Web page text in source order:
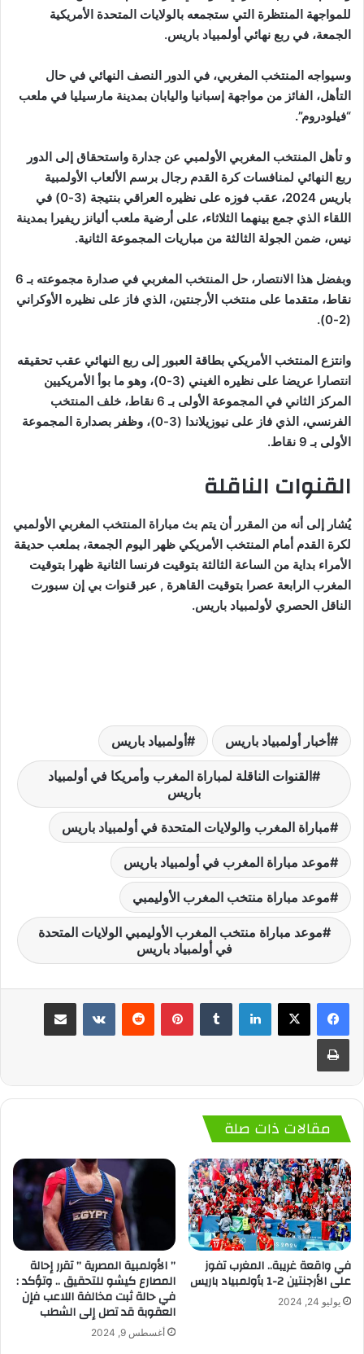
للمواجهة المنتظرة التي ستجمعه بالولايات المتحدة الأمريكية
الجمعة، في ربع نهائي أولمبياد باريس.
وسيواجه المنتخب المغربي، في الدور النصف النهائي في حال
التأهل، الفائز من مواجهة إسبانيا واليابان بمدينة مارسيليا في ملعب
“فيلودروم”.
و تأهل المنتخب المغربي الأولمبي عن جدارة واستحقاق إلى الدور
ربع النهائي لمنافسات كرة القدم رجال برسم الألعاب الأولمبية
باريس 2024، عقب فوزه على نظيره العراقي بنتيجة (3-0) في
اللقاء الذي جمع بينهما الثلاثاء، على أرضية ملعب أليانز ريفيرا بمدينة
نيس، ضمن الجولة الثالثة من مباريات المجموعة الثانية.
وبفضل هذا الانتصار، حل المنتخب المغربي في صدارة مجموعته بـ 6
نقاط، متقدما على منتخب الأرجنتين، الذي فاز على نظيره الأوكراني
(2-0).
وانتزع المنتخب الأمريكي بطاقة العبور إلى ربع النهائي عقب تحقيقه
انتصارا عريضا على نظيره الغيني (3-0)، وهو ما بوأ الأمريكيين
المركز الثاني في المجموعة الأولى بـ 6 نقاط، خلف المنتخب
الفرنسي، الذي فاز على نيوزيلاندا (3-0)، وظفر بصدارة المجموعة
الأولى بـ 9 نقاط.
القنوات الناقلة
يُشار إلى أنه من المقرر أن يتم بث مباراة المنتخب المغربي الأولمبي
لكرة القدم أمام المنتخب الأمريكي ظهر اليوم الجمعة، بملعب حديقة
الأمراء بداية من الساعة الثالثة بتوقيت فرنسا الثانية ظهرا بتوقيت
المغرب الرابعة عصرا بتوقيت القاهرة , عبر قنوات بي إن سبورت
الناقل الحصري لأولمبياد باريس.
أخبار أولمبياد باريس أولمبياد باريس
القنوات الناقلة لمباراة المغرب وأمريكا في أولمبياد
باريس
مباراة المغرب والولايات المتحدة في أولمبياد باريس
موعد مباراة المغرب في أولمبياد باريس
موعد مباراة منتخب المغرب الأوليمبي
موعد مباراة منتخب المغرب الأوليمبي الولايات المتحدة
في أولمبياد باريس
لينكدإن بينتيريست
مقالات ذات صلة
في واقعة غريبة.. المغرب تفوز
على الأرجنتين 2-1 بأولمبياد باريس
يوليو 24, 2024
” الأولمبية المصرية ” تقرر إحالة
المصارع كيشو للتحقيق .. وتؤكد :
في حالة ثبت مخالفة اللاعب فإن
العقوبة قد تصل إلى الشطب
أغسطس 9, 2024